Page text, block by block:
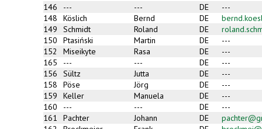
146
--- --- DE
---
148
Köslich Bernd DE
149
Schmidt Roland DE
150
Ptasiński Martin DE
---
152
Miseikyte Rasa DE
---
165
--- --- DE
---
156
Sültz Jutta DE
---
158
Pöse Jörg DE
---
159
Keller Manuela DE
---
160
--- --- DE
---
161
Pachter Johann DE